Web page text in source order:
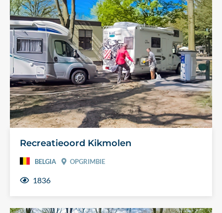
Recreatieoord Kikmolen
BELGIA OPGRIMBIE
1836